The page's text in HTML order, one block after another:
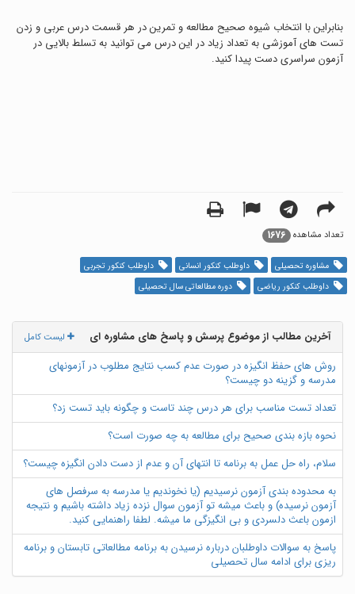
بنابراین با انتخاب شیوه صحیح مطالعه و تمرین در هر قسمت درس عربی و زدن
تست های آموزشی به تعداد زیاد در این درس می توانید به تسلط بالایی در
آزمون سراسری دست پیدا کنید.
تعداد مشاهده 1676
مشاوره تحصیلی داوطلب کنکور انسانی
داوطلب کنکور تجربی
داوطلب کنکور ریاضی
دوره مطالعاتی سال تحصیلی
لیست کامل
آخرین مطالب از موضوع پرسش و پاسخ های مشاوره ای
روش های حفظ انگیزه در صورت عدم کسب نتایج مطلوب در آزمونهای
مدرسه و گزینه دو چیست؟
تعداد تست مناسب برای هر درس چند تاست و چگونه باید تست زد؟
نحوه بازه بندی صحیح برای مطالعه به چه صورت است؟
سلام، راه حل عمل به برنامه تا انتهای آن و عدم از دست دادن انگیزه چیست؟
به محدوده بندی آزمون نرسیدیم (یا نخوندیم یا مدرسه به سرفصل های
آزمون نرسیده) و باعث میشه تو آزمون سوال نزده زیاد داشته باشیم و نتیجه
ازمون باعث دلسردی و بی انگیزگی ما میشه. لطفا راهنمایی کنید.
پاسخ به سوالات داوطلبان درباره نرسیدن به برنامه مطالعاتی تابستان و برنامه
ریزی برای ادامه سال تحصیلی